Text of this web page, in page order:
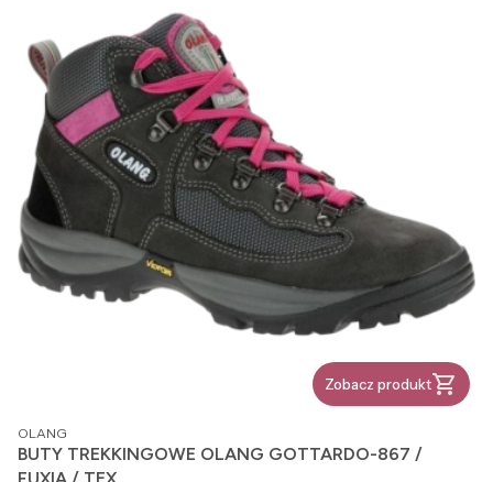
Zobacz produkt
PRODUCENT
OLANG
BUTY TREKKINGOWE OLANG GOTTARDO-867 /